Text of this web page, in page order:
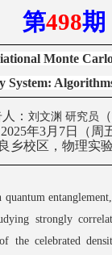
第498期
Monte
System:
： 刘文渊 研究员
2025年3月7日（周
良乡校区，物理实
quantum
strongly
the celebrated